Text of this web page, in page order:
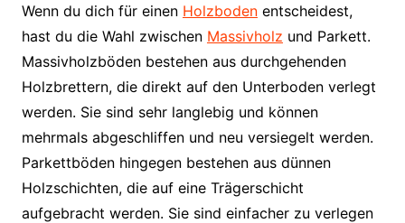
Wenn du dich für einen Holzbodenentscheidest,
hast du die Wahl zwischen Massivholz und Parkett.
Massivholzböden bestehen aus durchgehenden
Holzbrettern, die direkt auf den Unterboden verlegt
werden. Sie sind sehr langlebig und können
mehrmals abgeschliffen und neu versiegelt werden.
Parkettböden hingegen bestehen aus dünnen
Holzschichten, die auf eine Trägerschicht
aufgebracht werden. Sie sind einfacher zu verlegen